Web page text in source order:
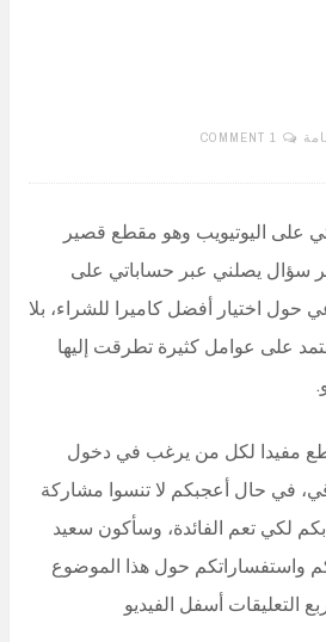
1 COMMENT
على اليوتيويب وهو مقطع قصير
سؤال يصلني عبر حساباتي على
حول اختيار أفضل كاميرا للشراء، بلا
على عوامل كثيرة تطرقت إليها
مفيدا لكل من يرغب في دخول
في حال أعجبكم لا تنسوا مشاركة
لكي تعم الفائدة، وسأكون سعيد
واستفساراتكم حول هذا الموضوع
التعليقات أسفل الفيديو